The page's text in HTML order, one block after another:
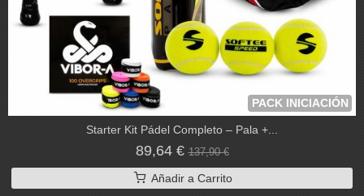
PACK INICIACIÓN
Starter Kit Pádel Completo – Pala +...
89,64 €137,90 €
Añadir a Carrito